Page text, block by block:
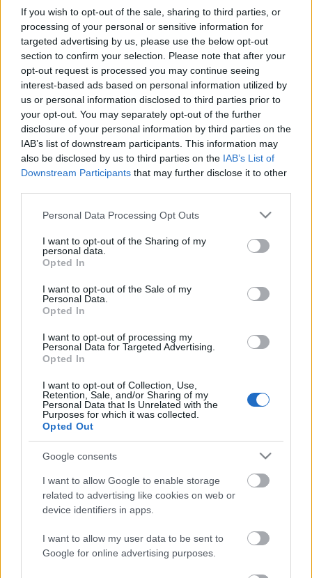
If you wish to opt-out of the sale, sharing to third parties, or
processing of your personal or sensitive information for
targeted advertising by us, please use the below opt-out
section to confirm your selection. Please note that after your
opt-out request is processed you may continue seeing
interest-based ads based on personal information utilized by
us or personal information disclosed to third parties prior to
your opt-out. You may separately opt-out of the further
disclosure of your personal information by third parties on the
IAB’s list of downstream participants. This information may
also be disclosed by us to third parties on the IAB’s List of
Downstream Participants that may further disclose it to other
Please note that this website/app uses one or more Google
not limited to your visit or usage behaviour. You may click to
grant or deny consent to Google and its third-party tags to
use your data for below specified purposes in below Google
consent section.
Personal Data Processing Opt Outs
I want to opt-out of the Sharing of my
personal data.
Opted In
I want to opt-out of the Sale of my
Personal Data.
Opted In
I want to opt-out of processing my
Personal Data for Targeted Advertising.
Opted In
I want to opt-out of Collection, Use,
Retention, Sale, and/or Sharing of my
Personal Data that Is Unrelated with the
Purposes for which it was collected.
Opted Out
Google consents
I want to allow Google to enable storage
related to advertising like cookies on web or
device identifiers in apps.
I want to allow my user data to be sent to
Google for online advertising purposes.
X-Faktor 2017: Ezeken a helyszíneken
lesz meghallgatás
Szabó Dániel Szada•2017. február 25.
Már ezen a hétvégén megkezdődnek a
meghallgatások az X-Faktor 2017-hez, így aki érez
magában elég spirituszt ahhoz, hogy megmutassa
magát és vélt, vagy valós tehetségét az RTL Klub
városokban és…
Deutschland '83 - A németek tudják,
milyen a jó kémdráma
Jasinka Ádám• 2016. április 04.
Nagyon ritkán jutnak el a magyar tévékre a nem
szappanos, komolyabb témát érintő, nem egyszer
egész évadokon átívelő történettel rendelkező